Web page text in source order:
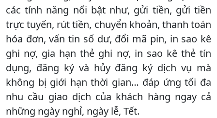
các tính năng nổi bật như, gửi tiền, gửi tiền
trực tuyến, rút tiền, chuyển khoản, thanh toán
hóa đơn, vấn tin số dư, đổi mã pin, in sao kê
ghi nợ, gia hạn thẻ ghi nợ, in sao kê thẻ tín
dụng, đăng ký và hủy đăng ký dịch vụ mà
không bị giới hạn thời gian… đáp ứng tối đa
nhu cầu giao dịch của khách hàng ngay cả
những ngày nghỉ, ngày lễ, Tết.